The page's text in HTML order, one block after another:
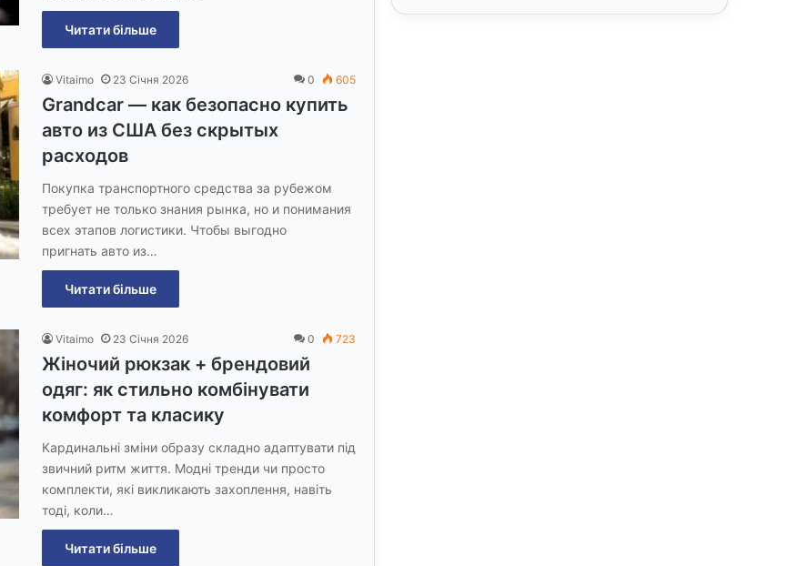
Читати більше
Vitaimo 23 Січня 2026 0 605
Grandcar — как безопасно купить
авто из США без скрытых
расходов
Покупка транспортного средства за рубежом
требует не только знания рынка, но и понимания
всех этапов логистики. Чтобы выгодно
пригнать авто из…
Читати більше
Vitaimo 23 Січня 2026 0 723
Жіночий рюкзак + брендовий
одяг: як стильно комбінувати
комфорт та класику
Кардинальні зміни образу складно адаптувати під
звичний ритм життя. Модні тренди чи просто
комплекти, які викликають захоплення, навіть
тоді, коли…
Читати більше